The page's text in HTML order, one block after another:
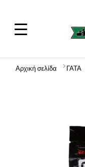
Αρχική σελίδα ΓΑΤΑ